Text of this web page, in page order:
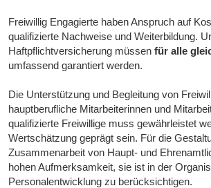
Freiwillig Engagierte haben Anspruch auf
qualifizierte Nachweise und Weiterbildung.
Haftpflichtversicherung müssenfür alle
umfassend garantiert werden.
Die Unterstützung und Begleitung von
hauptberufliche Mitarbeiterinnen und
qualifizierte Freiwillige muss gewährleistet
Wertschätzung geprägt sein. Für die
Zusammenarbeit von Haupt- und
hohen Aufmerksamkeit, sie ist in der
Personalentwicklung zu berücksichtigen.